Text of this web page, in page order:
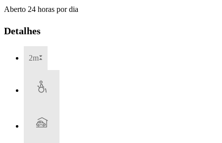
Aberto 24 horas por dia
Detalhes
2m